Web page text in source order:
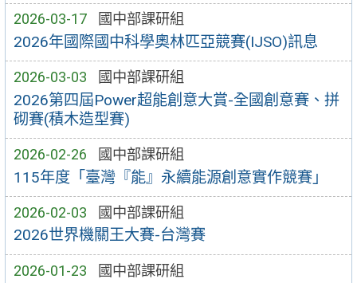
2026-03-17 國中部課研組
2026年國際國中科學奧林匹亞競賽(IJSO)訊息
2026-03-03 國中部課研組
2026第四屆Power超能創意大賞-全國創意賽、拼
砌賽(積木造型賽)
2026-02-26 國中部課研組
115年度「臺灣『能』永續能源創意實作競賽」
2026-02-03 國中部課研組
2026世界機關王大賽-台灣賽
2026-01-23 國中部課研組